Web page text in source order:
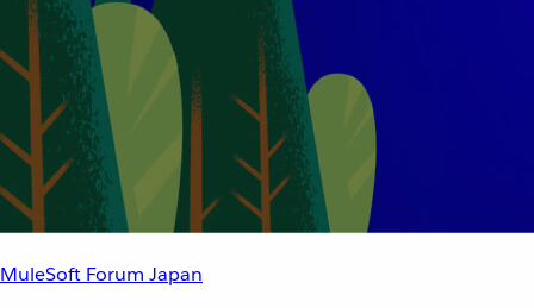
MuleSoft Forum Japan